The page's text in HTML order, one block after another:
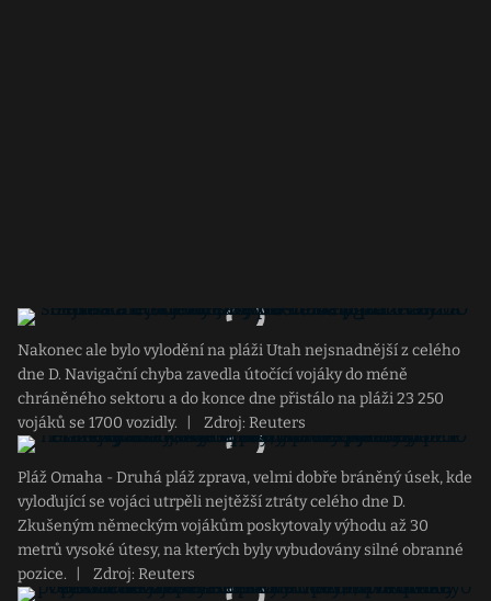
Nakonec ale bylo vylodění na pláži Utah nejsnadnější z celého
dne D. Navigační chyba zavedla útočící vojáky do méně
chráněného sektoru a do konce dne přistálo na pláži 23 250
vojáků se 1700 vozidly.
Zdroj: Reuters
Pláž Omaha - Druhá pláž zprava, velmi dobře bráněný úsek, kde
vyloďující se vojáci utrpěli nejtěžší ztráty celého dne D.
Zkušeným německým vojákům poskytovaly výhodu až 30
metrů vysoké útesy, na kterých byly vybudovány silné obranné
pozice.
Zdroj: Reuters